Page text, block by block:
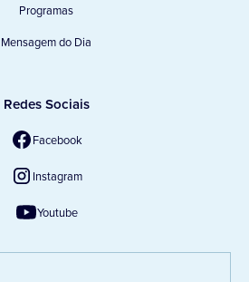
Programas
Mensagem do Dia
Redes Sociais
Facebook
Instagram
Youtube